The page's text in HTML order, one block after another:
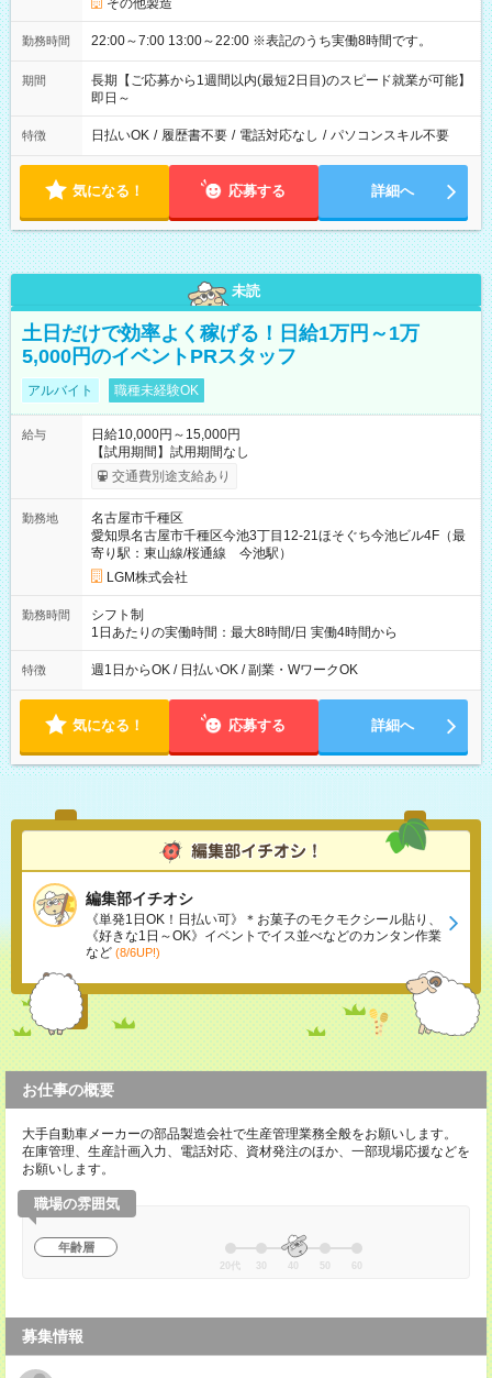
その他製造
勤務時間 22:00～7:00 13:00～22:00 ※表記のうち実働8時間です。
期間
長期【ご応募から1週間以内(最短2日目)のスピード就業が可能】
即日～
特徴 日払いOK / 履歴書不要 / 電話対応なし / パソコンスキル不要
気になる！ 応募する 詳細へ
未読
土日だけで効率よく稼げる！日給1万円～1万
5,000円のイベントPRスタッフ
アルバイト 職種未経験OK
給与
日給10,000円～15,000円
【試用期間】試用期間なし
交通費別途支給あり
勤務地
名古屋市千種区
愛知県名古屋市千種区今池3丁目12-21ほそぐち今池ビル4F（最
寄り駅：東山線/桜通線 今池駅）
LGM株式会社
勤務時間
シフト制
1日あたりの実働時間：最大8時間/日 実働4時間から
特徴 週1日からOK / 日払いOK / 副業・WワークOK
気になる！ 応募する 詳細へ
編集部イチオシ
《単発1日OK！日払い可》＊お菓子のモクモクシール貼り、
《好きな1日～OK》イベントでイス並べなどのカンタン作業
など (8/6UP!)
お仕事の概要
大手自動車メーカーの部品製造会社で生産管理業務全般をお願いします。
在庫管理、生産計画入力、電話対応、資材発注のほか、一部現場応援などを
お願いします。
職場の雰囲気
年齢層
20代 30 40 50 60
募集情報